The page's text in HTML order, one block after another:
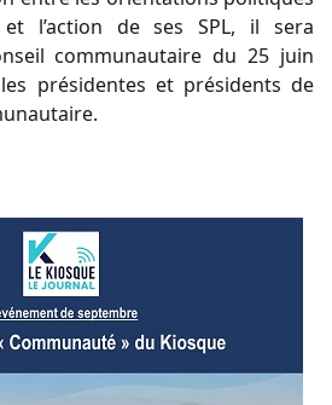
et l’action de ses SPL, il sera
communautaire du 25 juin
présidentes et présidents de